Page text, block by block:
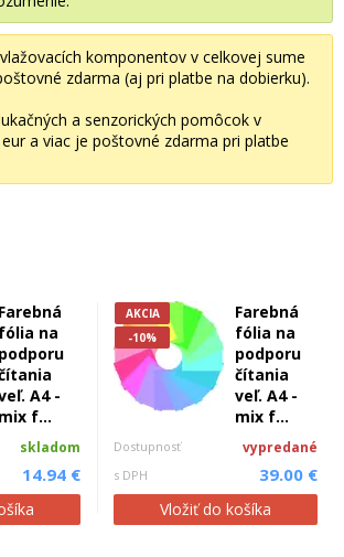
komponentov v celkovej sume
zdarma (aj pri platbe na dobierku).
a senzorických pomôcok v
a viac je poštovné zdarma pri platbe
Farebná
fólia na
podporu
A4 -
mix f...
skladom
14.94 €
AKCIA
-10%
Farebná
fólia na
podporu
čítania
veľ. A4 -
mix f...
Dostupnosť vypredané
s DPH 39.00 €
Vložiť do košíka